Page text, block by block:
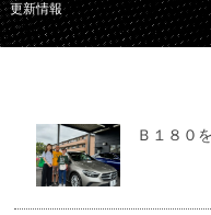
更新情報
Ｂ１８０